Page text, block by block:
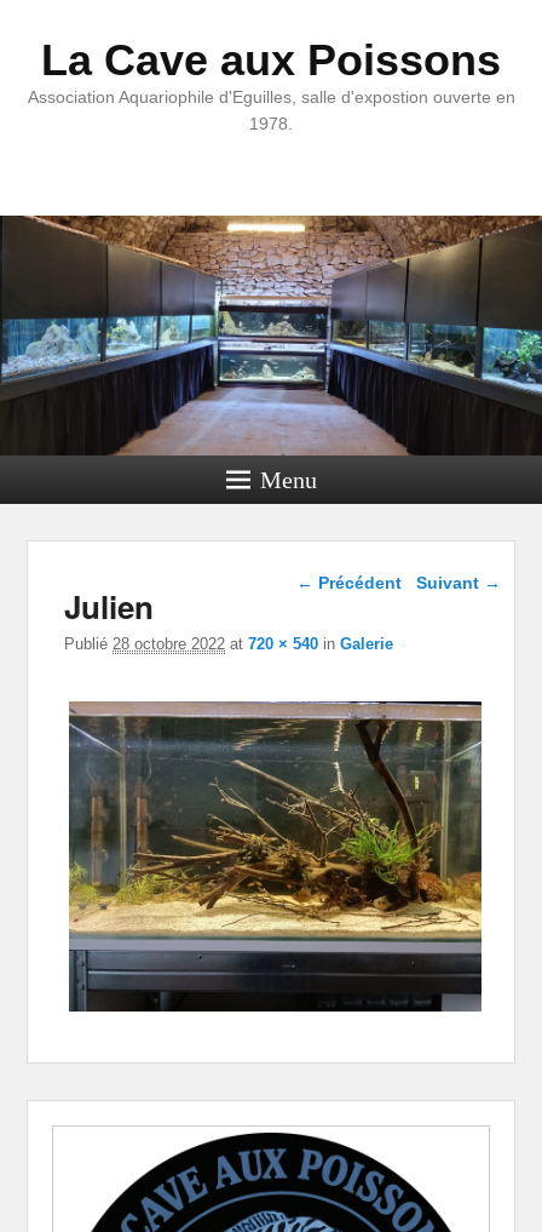
La Cave aux Poissons
Association Aquariophile d'Eguilles, salle d'expostion ouverte en
1978.
Menu
Navigation dans les
← Précédent Suivant →
Julien
Publié 28 octobre 2022 at720 × 540 inGalerie